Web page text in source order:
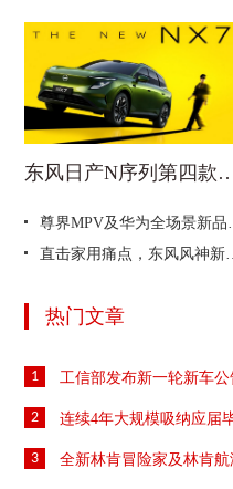
东风日产N序列第四款
尊界MPV及华为全场景新品发布会在深圳举办
直击家用痛点，东风风神新能源8系为市场开出两剂“猛药”
热门文章
1 工信部发布新一轮新车
2 连续4年大规模吸纳应届毕业生
3 全新林肯冒险家及林肯航海家